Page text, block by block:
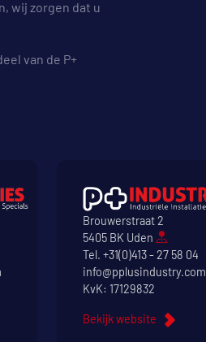
wij zorgen dat u
van de P+
Brouwerstraat 2
5405 BK Uden
Tel. +31(0)413 - 27 58 04
info@pplusindustry.com
KvK: 17129832
Bekijk website